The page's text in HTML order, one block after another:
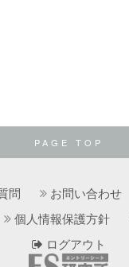
PAGE TOP
問 お問い合わせ
個人情報保護方針
ログアウト